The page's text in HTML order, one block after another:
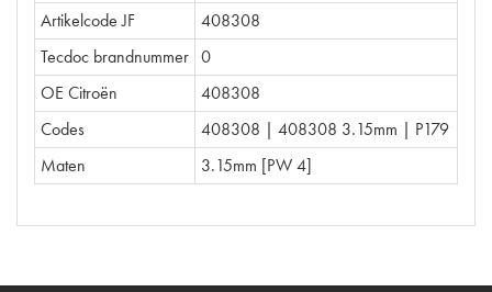
Artikelcode JF
408308
Tecdoc brandnummer 0
OE Citroën
408308
Codes
408308 | 408308 3.15mm | P179
Maten
3.15mm [PW 4]